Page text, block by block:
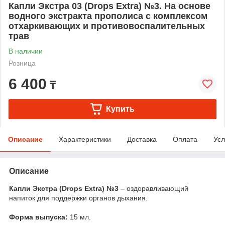
Капли Экстра 03 (Drops Extra) №3. На основе
водного экстракта прополиса с комплексом
отхаркивающих и противовоспалительных
трав
В наличии
Розница
6 400 ₸
Купить
Описание Характеристики Доставка Оплата
Описание
Капли Экстра (Drops Extra) №3 – оздоравливающий
напиток для поддержки органов дыхания.
Форма выпуска: 15 мл.